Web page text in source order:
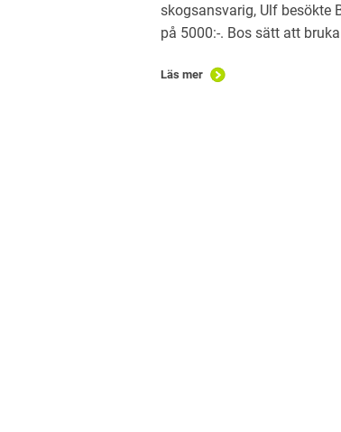
skogsansvarig, Ulf besökte
på 5000:-. Bos sätt att
Läs mer